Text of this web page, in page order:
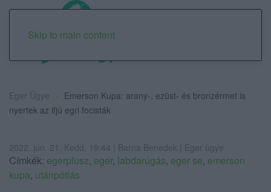
Skip to main content
Eger Ügye
Emerson Kupa: arany-, ezüst- és bronzérmet is
nyertek az ifjú egri focisták
2022. jún. 21. Kedd, 19:44 | Barna Benedek | Eger ügye
Címkék: egerplusz, eger, labdarúgás, eger se, emerson
kupa, utánpótlás